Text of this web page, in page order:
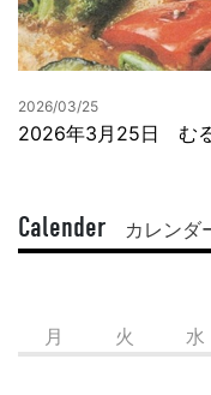
2026/03/25
2026年3月25日 む
Calender カレンダ
月
火 水